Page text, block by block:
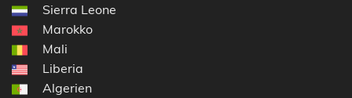
Sierra Leone
Marokko
Mali
Liberia
Algerien